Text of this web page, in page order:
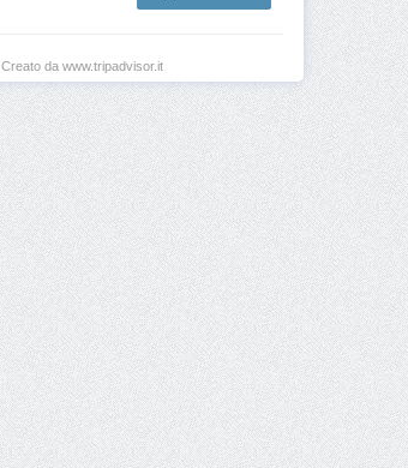
Creato da www.tripadvisor.it